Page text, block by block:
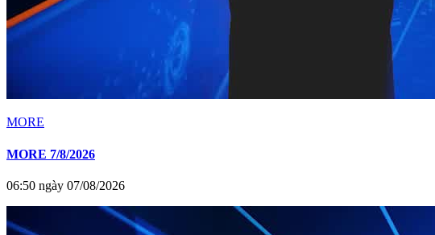
MORE
MORE 7/8/2026
06:50 ngày 07/08/2026